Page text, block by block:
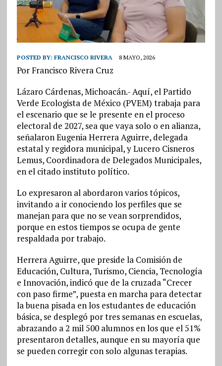
POSTED BY: FRANCISCO RIVERA 8 MAYO, 2026
Por Francisco Rivera Cruz
Lázaro Cárdenas, Michoacán.- Aquí, el Partido
Verde Ecologista de México (PVEM) trabaja para
el escenario que se le presente en el proceso
electoral de 2027, sea que vaya solo o en alianza,
señalaron Eugenia Herrera Aguirre, delegada
estatal y regidora municipal, y Lucero Cisneros
Lemus, Coordinadora de Delegados Municipales,
en el citado instituto político.
Lo expresaron al abordaron varios tópicos,
invitando a ir conociendo los perfiles que se
manejan para que no se vean sorprendidos,
porque en estos tiempos se ocupa de gente
respaldada por trabajo.
Herrera Aguirre, que preside la Comisión de
Educación, Cultura, Turismo, Ciencia, Tecnología
e Innovación, indicó que de la cruzada “Crecer
con paso firme”, puesta en marcha para detectar
la buena pisada en los estudantes de educación
básica, se desplegó por tres semanas en escuelas,
abrazando a 2 mil 500 alumnos en los que el 51%
presentaron detalles, aunque en su mayoría que
se pueden corregir con solo algunas terapias.